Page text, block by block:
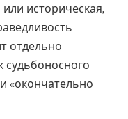
историческая,
отдельно
судьбоносного
«окончательно